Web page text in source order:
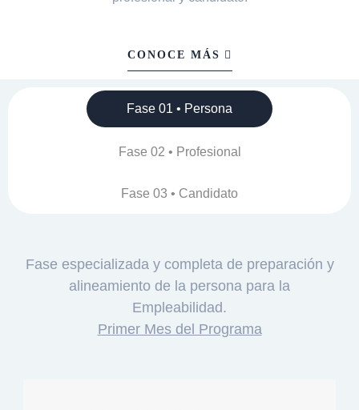
CONOCE MÁS
Fase 01 • Persona
Fase 02 • Profesional
Fase 03 • Candidato
Fase especializada y completa de preparación y
alineamiento de la persona para la
Empleabilidad.
Primer Mes del Programa